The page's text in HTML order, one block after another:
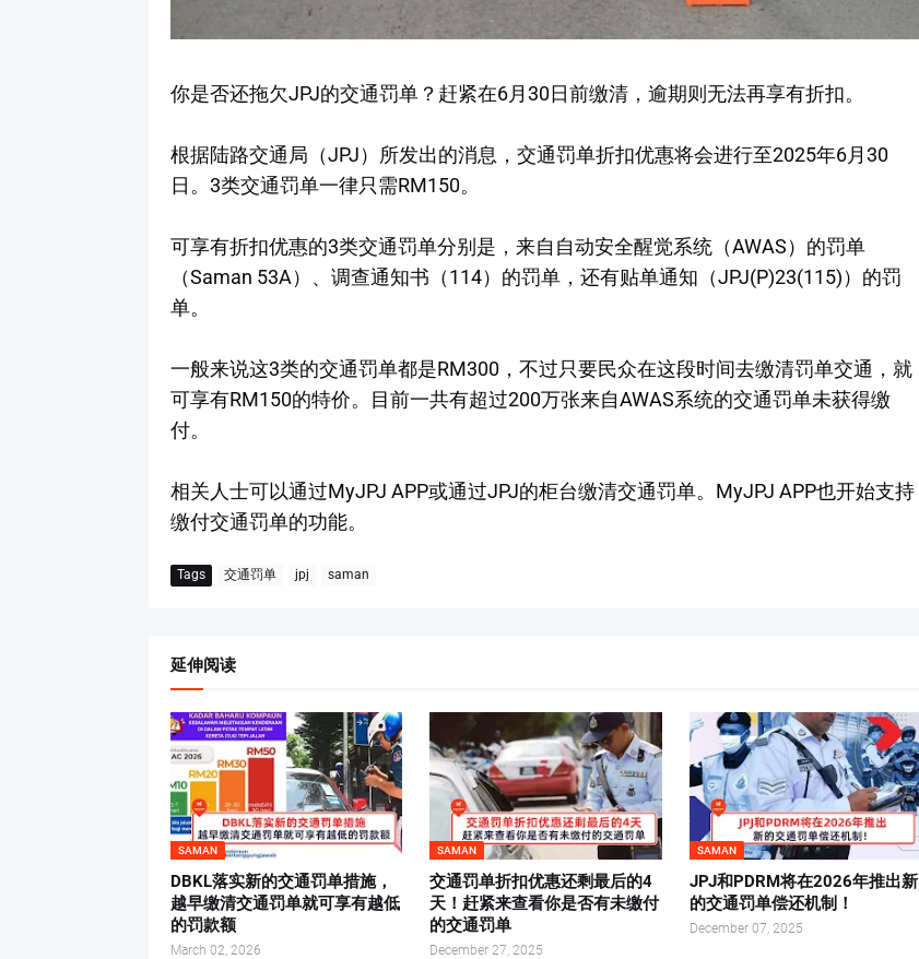
你是否还拖欠JPJ的交通罚单？赶紧在6月30日前缴清，逾期则无法再享有折扣。
根据陆路交通局（JPJ）所发出的消息，交通罚单折扣优惠将会进行至2025年6月30
日。3类交通罚单一律只需RM150。
可享有折扣优惠的3类交通罚单分别是，来自自动安全醒觉系统（AWAS）的罚单
（Saman 53A）、调查通知书（114）的罚单，还有贴单通知（JPJ(P)23(115)）的罚
单。
一般来说这3类的交通罚单都是RM300，不过只要民众在这段时间去缴清罚单交通，就
可享有RM150的特价。目前一共有超过200万张来自AWAS系统的交通罚单未获得缴
付。
相关人士可以通过MyJPJ APP或通过JPJ的柜台缴清交通罚单。MyJPJ APP也开始支持
缴付交通罚单的功能。
Tags 交通罚单 jpj saman
延伸阅读
SAMAN
DBKL落实新的交通罚单措施，
越早缴清交通罚单就可享有越低
的罚款额
March 02, 2026
SAMAN
交通罚单折扣优惠还剩最后的4
天！赶紧来查看你是否有未缴付
的交通罚单
December 27, 2025
SAMAN
JPJ和PDRM将在2026年推出新
的交通罚单偿还机制！
December 07, 2025